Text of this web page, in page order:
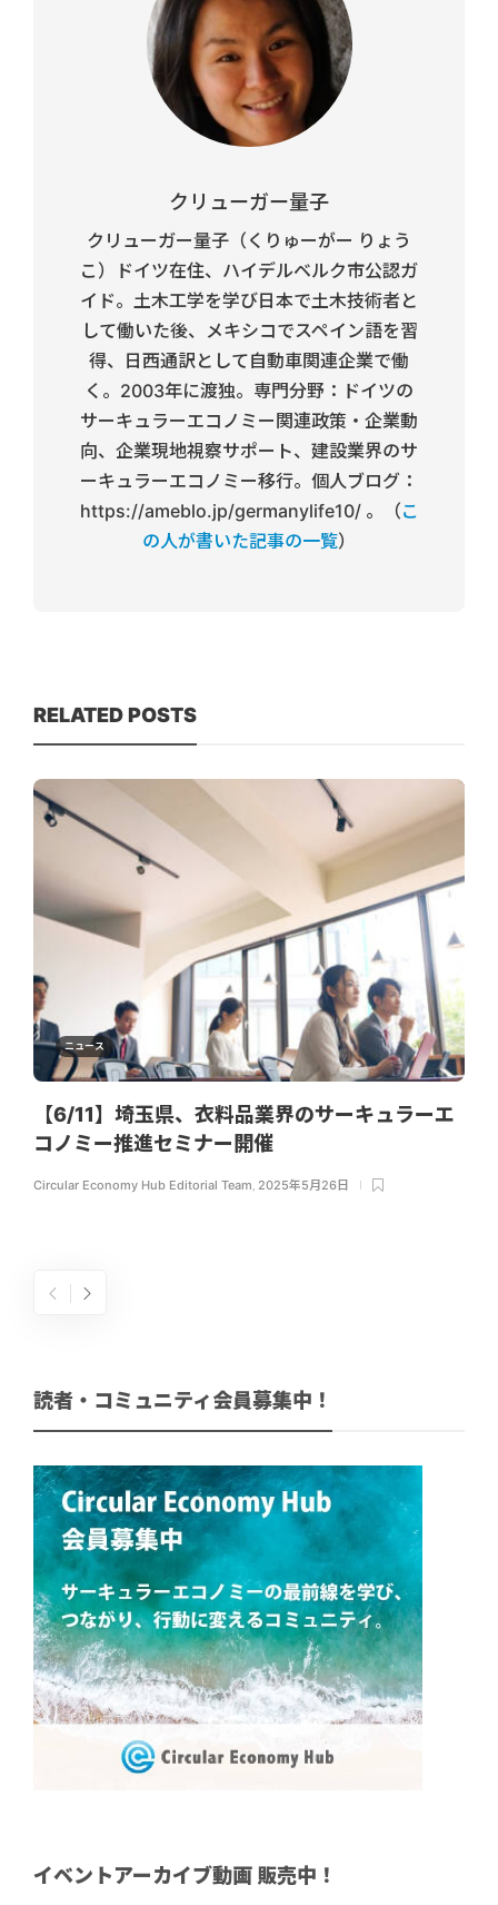
クリューガー量子
クリューガー量子（くりゅーがー りょう
こ）ドイツ在住、ハイデルベルク市公認ガ
イド。土木工学を学び日本で土木技術者と
して働いた後、メキシコでスペイン語を習
得、日西通訳として自動車関連企業で働
く。2003年に渡独。専門分野：ドイツの
サーキュラーエコノミー関連政策・企業動
向、企業現地視察サポート、建設業界のサ
ーキュラーエコノミー移行。個人ブログ：
https://ameblo.jp/germanylife10/ 。（こ
の人が書いた記事の一覧）
RELATED POSTS
ニュース
【6/11】埼玉県、衣料品業界のサーキュラーエ
コノミー推進セミナー開催
Circular Economy Hub Editorial Team 2025年5月26日
読者・コミュニティ会員募集中！
イベントアーカイブ動画 販売中！